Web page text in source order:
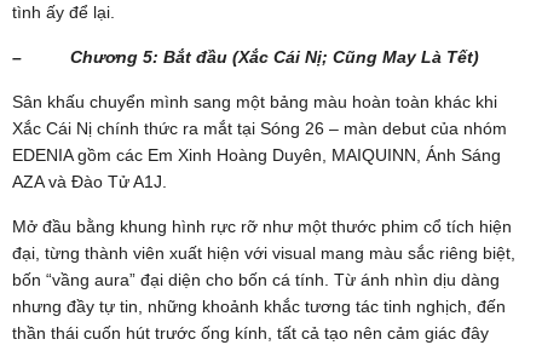
tình ấy để lại.
– Chương 5: Bắt đầu (Xắc Cái Nị; Cũng May Là Tết)
Sân khấu chuyển mình sang một bảng màu hoàn toàn khác khi
Xắc Cái Nị chính thức ra mắt tại Sóng 26 – màn debut của nhóm
EDENIA gồm các Em Xinh Hoàng Duyên, MAIQUINN, Ánh Sáng
AZA và Đào Tử A1J.
Mở đầu bằng khung hình rực rỡ như một thước phim cổ tích hiện
đại, từng thành viên xuất hiện với visual mang màu sắc riêng biệt,
bốn “vầng aura” đại diện cho bốn cá tính. Từ ánh nhìn dịu dàng
nhưng đầy tự tin, những khoảnh khắc tương tác tinh nghịch, đến
thần thái cuốn hút trước ống kính, tất cả tạo nên cảm giác đây